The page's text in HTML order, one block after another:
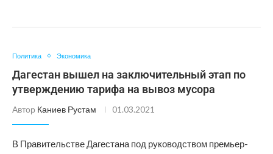
Политика Экономика
Дагестан вышел на заключительный этап по
утверждению тарифа на вывоз мусора
Автор Каниев Рустам 01.03.2021
В Правительстве Дагестана под руководством премьер-